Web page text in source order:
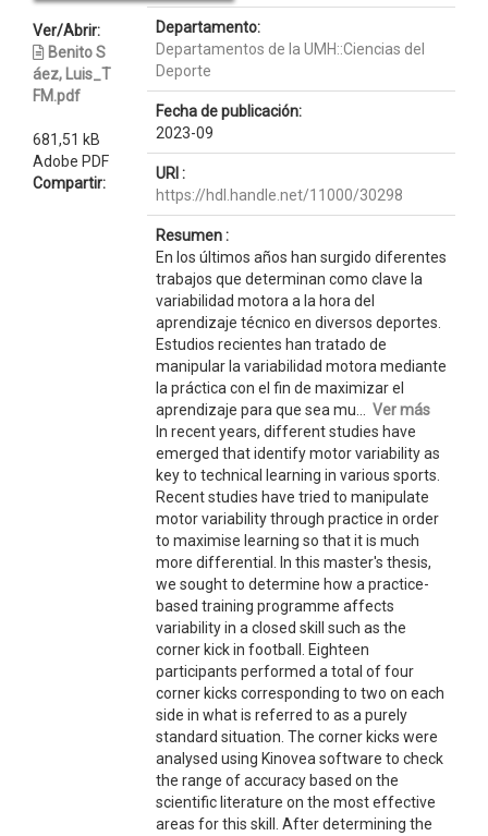
Ver/Abrir:
Benito S
áez, Luis_T
FM.pdf
681,51 kB
Adobe PDF
Compartir:
Departamento:
Departamentos de la UMH::Ciencias del
Deporte
Fecha de publicación:
2023-09
URI :
https://hdl.handle.net/11000/30298
Resumen :
En los últimos años han surgido diferentes
trabajos que determinan como clave la
variabilidad motora a la hora del
aprendizaje técnico en diversos deportes.
Estudios recientes han tratado de
manipular la variabilidad motora mediante
la práctica con el fin de maximizar el
aprendizaje para que sea mu... Ver más
In recent years, different studies have
emerged that identify motor variability as
key to technical learning in various sports.
Recent studies have tried to manipulate
motor variability through practice in order
to maximise learning so that it is much
more differential. In this master's thesis,
we sought to determine how a practice-
based training programme affects
variability in a closed skill such as the
corner kick in football. Eighteen
participants performed a total of four
corner kicks corresponding to two on each
side in what is referred to as a purely
standard situation. The corner kicks were
analysed using Kinovea software to check
the range of accuracy based on the
scientific literature on the most effective
areas for this skill. After determining the